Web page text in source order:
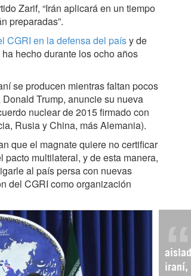
Zarif, “Irán aplicará en un tiempo
preparadas”.
CGRI en la defensa del paísy de
hecho durante los ocho años
se producen mientras faltan pocos
Trump, anuncie su nueva
nuclear de 2015 firmado con
Rusia y China, más Alemania).
que el magnate quiere no certificar
multilateral, y de esta manera,
al país persa con nuevas
del CGRI como organización
iraní,